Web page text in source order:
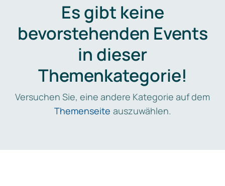
Es gibt keine
bevorstehenden Events
in dieser
Themenkategorie!
Versuchen Sie, eine andere Kategorie auf dem
Themenseite auszuwählen.